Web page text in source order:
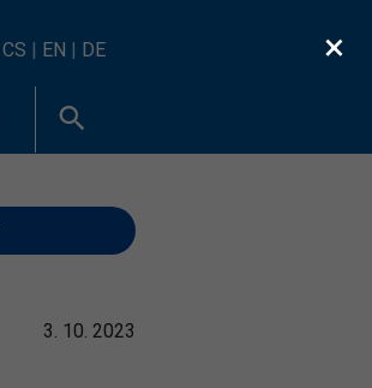
CS | EN | DE
3. 10. 2023
×